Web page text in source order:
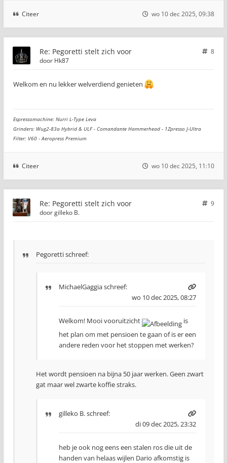
Citeer wo 10 dec 2025, 09:38
Re: Pegoretti stelt zich voor
8
door Hk87
Welkom en nu lekker welverdiend genieten
Espressomachine: Nurri L-Type Leva
Grinders: Wug2-83a Hybrid & ULF - Comandante Hammerhead - 1Zpresso J-Ultra
Filter: V60 - Aeropress Premium
Citeer wo 10 dec 2025, 11:10
Re: Pegoretti stelt zich voor
9
doorgilleko B.
Pegoretti schreef:
MichaelGaggiaschreef:
wo 10 dec 2025, 08:27
Welkom! Mooi vooruitzicht
is
het plan om met pensioen te gaan of is er een
andere reden voor het stoppen met werken?
Het wordt pensioen na bijna 50 jaar werken. Geen zwart
gat maar wel zwarte koffie straks.
gilleko B.schreef:
di 09 dec 2025, 23:32
heb je ook nog eens een stalen ros die uit de
handen van helaas wijlen Dario afkomstig is